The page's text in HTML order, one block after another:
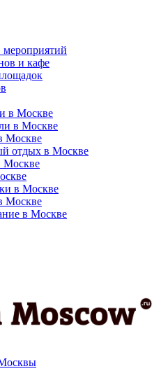
мероприятий
и кафе
в Москве
в Москве
Москве
отдых в Москве
Москве
в Москве
Москве
в Москве